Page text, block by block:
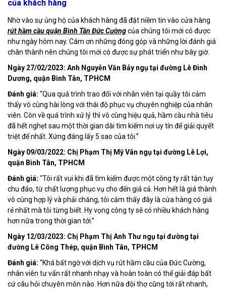
của khách hàng
Nhờ vào sự ủng hộ của khách hàng đã đặt niềm tin vào cửa hàng
rút hầm cầu quận Bình Tân Đức Cườngcủa chúng tôi mới có được
như ngày hôm nay. Cám ơn những đóng góp và những lời đánh giá
chân thành nên chúng tôi mới có được sự phát triển như bây giờ.
Ngày 27/02/2023: Anh Nguyễn Văn Bảy ngụ tại đường Lê Đình
Dương, quận Bình Tân, TPHCM
Đánh giá: “Qua quá trình trao đổi với nhân viên tại quầy tôi cảm
thấy vô cùng hài lòng với thái độ phục vụ chuyên nghiệp của nhân
viên. Còn về quá trình xử lý thì vô cùng hiệu quả, hầm cầu nhà tiêu
đã hết nghẹt sau một thời gian dài tìm kiếm nơi uy tín để giải quyết
triệt để nhất. Xứng đáng lấy 5 sao của tôi.”
Ngày 09/03/2022: Chị Phạm Thị Mỹ Vân ngụ tại đường Lê Lợi,
quận Bình Tân, TPHCM
Đánh giá: “Tôi rất vui khi đã tìm kiếm được một công ty rất tận tụy
chu đáo, từ chất lượng phục vụ cho đến giá cả. Hơn hết là giá thành
vô cùng hợp lý và phải chăng, tôi cảm thấy đây là cửa hàng có giá
rẻ nhất mà tôi từng biết. Hy vọng công ty sẽ có nhiều khách hàng
hơn nữa trong thời gian tới.”
Ngày 12/03/2023: Chị Phạm Thị Anh Thư ngụ tại đường tại
đường Lê Công Thép, quận Bình Tân, TPHCM
Đánh giá: “Khá bất ngờ với dịch vụ rút hầm cầu của Đức Cường,
nhân viên tư vấn rất nhanh nhạy và hoàn toàn có thể giải đáp bất
cứ câu hỏi chuyên môn nào. Hơn nữa đội thợ cũng tới rất nhanh,